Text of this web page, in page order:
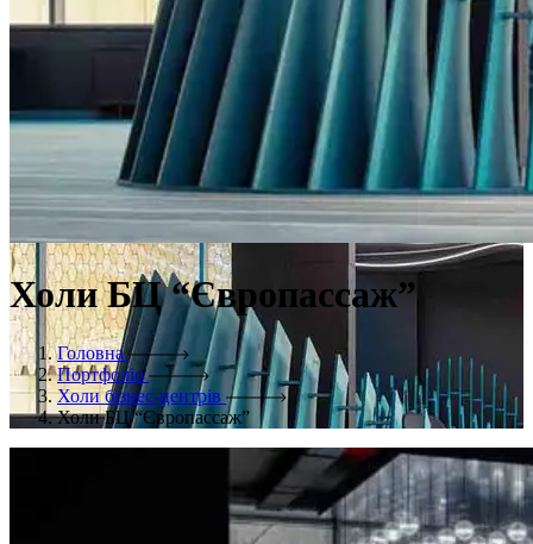
Холи БЦ “Європассаж”
Головна
Портфоліо
Холи бізнес-центрів
Холи БЦ “Європассаж”